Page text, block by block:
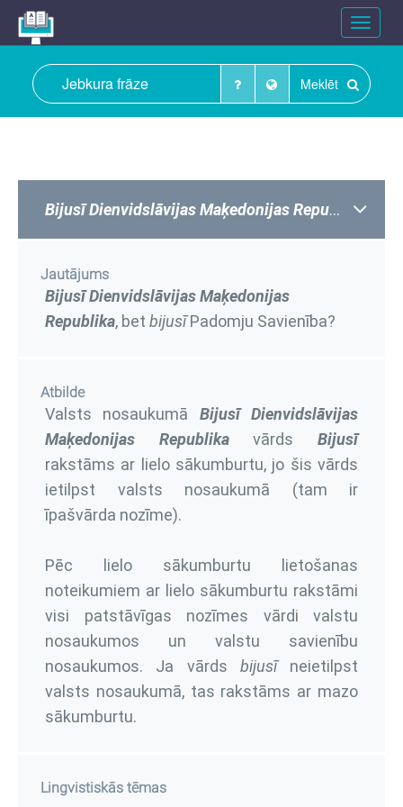
Toggle
Meklēt
BijusīDienvidslāvijas Maķedonijas Republika , bet
Jautājums
BijusīDienvidslāvijas Maķedonijas
Republika, bet bijusīPadomju Savienība?
Atbilde
Valsts nosaukumā Bijusī Dienvidslāvijas
Maķedonijas RepublikavārdsBijusī
rakstāms ar lielo sākumburtu, jo šis vārds
ietilpst valsts nosaukumā (tam ir
īpašvārda nozīme).
Pēc lielo sākumburtu lietošanas
noteikumiem ar lielo sākumburtu rakstāmi
visi patstāvīgas nozīmes vārdi valstu
nosaukumos un valstu savienību
nosaukumos. Ja vārds bijusīneietilpst
valsts nosaukumā, tas rakstāms ar mazo
sākumburtu.
Lingvistiskās tēmas